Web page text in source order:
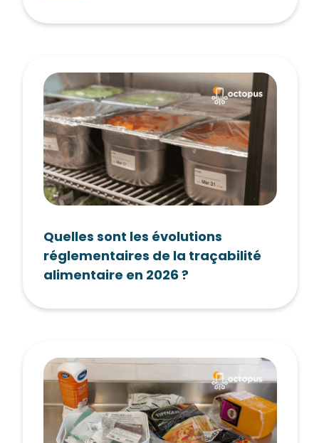
Quelles sont les évolutions
réglementaires de la traçabilité
alimentaire en 2026 ?